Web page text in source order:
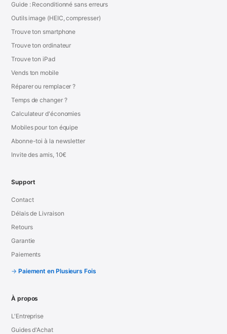
Guide : Reconditionné sans erreurs
Outils image (HEIC, compresser)
Trouve ton smartphone
Trouve ton ordinateur
Trouve ton iPad
Vends ton mobile
Réparer ou remplacer ?
Temps de changer ?
Calculateur d'économies
Mobiles pour ton équipe
Abonne-toi à la newsletter
Invite des amis, 10€
Support
Contact
Délais de Livraison
Retours
Garantie
Paiements
Paiement en Plusieurs Fois
À propos
L'Entreprise
Guides d'Achat